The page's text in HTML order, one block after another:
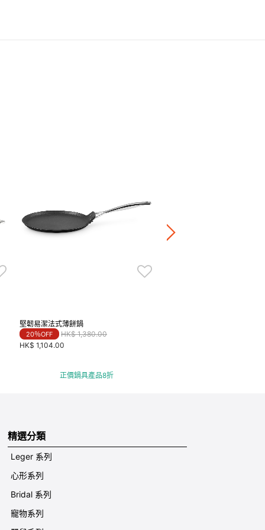
堅韌易潔法式薄餅鍋
20％OFF Price reduced from
HK$ 1,380.00to
HK$ 1,104.00
正價鍋具產品8折
精選分類
Leger 系列
心形系列
Bridal 系列
寵物系列